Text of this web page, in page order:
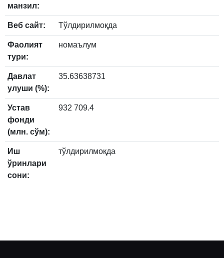
манзил:
Веб сайт: Тўлдирилмоқда
Фаолият
тури:
номаълум
Давлат
улуши (%):
35.63638731
Устав
фонди
(млн. сўм):
932 709.4
Иш
ўринлари
сони:
тўлдирилмоқда